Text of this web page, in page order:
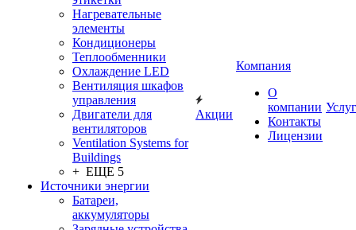
Нагревательные
элементы
Кондиционеры
Теплообменники
Охлаждение LED
Вентиляция шкафов
управления
Двигатели для
вентиляторов
Ventilation Systems for
Buildings
+ ЕЩЕ 5
Источники энергии
Батареи,
аккумуляторы
Акции
Компания
О
компании
Контакты
Лицензии